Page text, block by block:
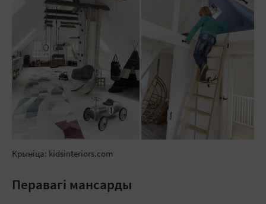
Крыніца: kidsinteriors.com
Перавагі мансарды